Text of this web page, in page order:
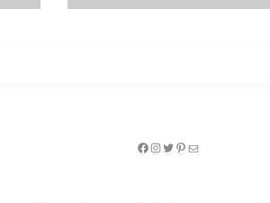
Facebook
Instagram
Twitter
Pinterest
E-